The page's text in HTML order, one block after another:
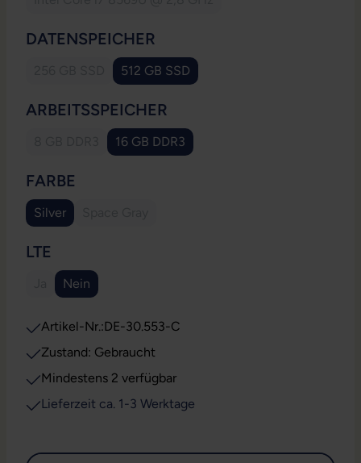
DATENSPEICHER
(Diese Option ist zurzeit nicht verfügbar.)
512 GB SSD
ARBEITSSPEICHER
(Diese Option ist zurzeit nicht verfügbar.)
16 GB DDR3
FARBE
Silver
LTE
(Diese Option ist zurzeit nicht verfügbar.)
Nein
Artikel-Nr.:DE-30.553-C
Zustand: Gebraucht
Mindestens 2 verfügbar
Lieferzeit ca. 1-3 Werktage